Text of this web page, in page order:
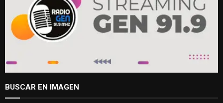
BUSCAR EN IMAGEN